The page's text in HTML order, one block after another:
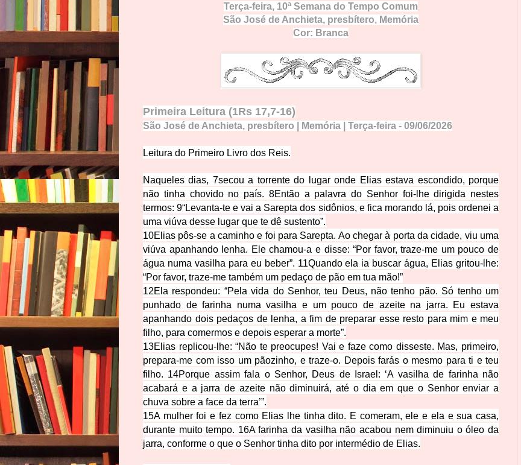
Terça-feira, 10ª Semana do Tempo Comum
São José de Anchieta, presbítero, Memória
Cor: Branca
Primeira Leitura (1Rs 17,7-16)
São José de Anchieta, presbítero | Memória | Terça-feira - 09/06/2026
Leitura do Primeiro Livro dos Reis.
Naqueles dias, 7secou a torrente do lugar onde Elias estava escondido, porque
não tinha chovido no país. 8Então a palavra do Senhor foi-lhe dirigida nestes
termos:9“Levanta-te e vai a Sarepta dos sidônios, e fica morando lá, pois ordenei a
uma viúva desse lugar que te dê sustento”.
10Elias pôs-se a caminho e foi para Sarepta. Ao chegar à porta da cidade, viu uma
viúva apanhando lenha. Ele chamou-a e disse: “Por favor, traze-me um pouco de
água numa vasilha para eu beber”. 11Quando ela ia buscar água, Elias gritou-lhe:
“Por favor, traze-me também um pedaço de pão em tua mão!”
12Ela respondeu: “Pela vida do Senhor, teu Deus, não tenho pão. Só tenho um
punhado de farinha numa vasilha e um pouco de azeite na jarra. Eu estava
apanhando dois pedaços de lenha, a fim de preparar esse resto para mim e meu
filho, para comermos e depois esperar a morte”.
13Elias replicou-lhe: “Não te preocupes! Vai e faze como disseste. Mas, primeiro,
prepara-me com isso um pãozinho, e traze-o. Depois farás o mesmo para ti e teu
filho. 14Porque assim fala o Senhor, Deus de Israel: ‘A vasilha de farinha não
acabará e a jarra de azeite não diminuirá, até o dia em que o Senhor enviar a
chuva sobre a face da terra’”.
15A mulher foi e fez como Elias lhe tinha dito. E comeram, ele e ela e sua casa,
durante muito tempo. 16A farinha da vasilha não acabou nem diminuiu o óleo da
jarra, conforme o que o Senhor tinha dito por intermédio de Elias.